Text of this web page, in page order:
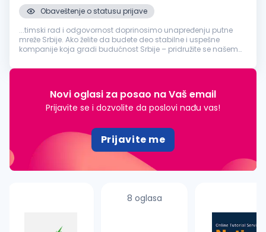
Obaveštenje o statusu prijave
...timski rad i odgovornost doprinosimo unapređenju putne
mreže Srbije. Ako želite da budete deo stabilne i uspešne
kompanije koja gradi budućnost Srbije – pridružite se našem
tražimo:Referent...
Novi oglasi za posao na Vaš email
Prijavite se i dozvolite da poslovi nađu vas!
Prijavite me
8 oglasa